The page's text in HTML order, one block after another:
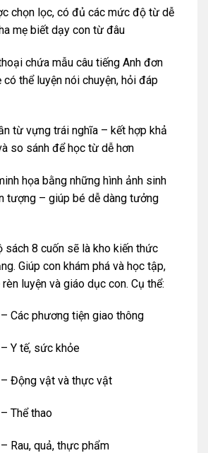
chọn lọc, có đủ các mức độ từ dễ
mẹ biết dạy con từ đâu
chứa mẫu câu tiếng Anh đơn
thể luyện nói chuyện, hỏi đáp
từ vựng trái nghĩa – kết hợp khả
so sánh để học từ dễ hơn
họa bằng những hình ảnh sinh
tượng – giúp bé dễ dàng tưởng
sách 8 cuốn sẽ là kho kiến thức
Giúp con khám phá và học tập,
luyện và giáo dục con. Cụ thể:
Các phương tiện giao thông
Y tế, sức khỏe
Động vật và thực vật
Thể thao
Rau, quả, thực phẩm